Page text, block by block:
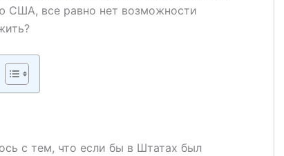
США, все равно нет возможности
с тем, что если бы в Штатах был